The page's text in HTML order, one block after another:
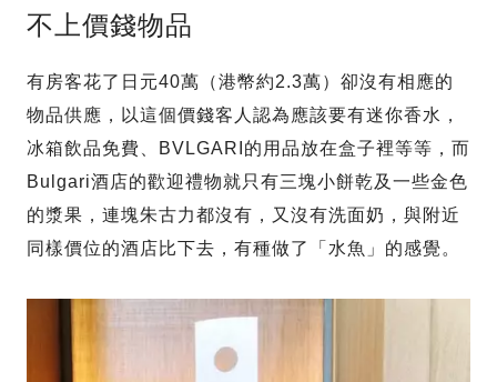
不上價錢物品
有房客花了日元40萬（港幣約2.3萬）卻沒有相應的
物品供應，以這個價錢客人認為應該要有迷你香水，
冰箱飲品免費、BVLGARI的用品放在盒子裡等等，而
Bulgari酒店的歡迎禮物就只有三塊小餅乾及一些金色
的漿果，連塊朱古力都沒有，又沒有洗面奶，與附近
同樣價位的酒店比下去，有種做了「水魚」的感覺。